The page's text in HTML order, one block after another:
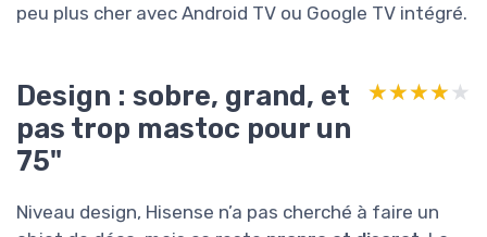
peu plus cher avec Android TV ou Google TV intégré.
Design : sobre, grand, et
pas trop mastoc pour un
75"
★★★★★
★★★★★
Niveau design, Hisense n’a pas cherché à faire un